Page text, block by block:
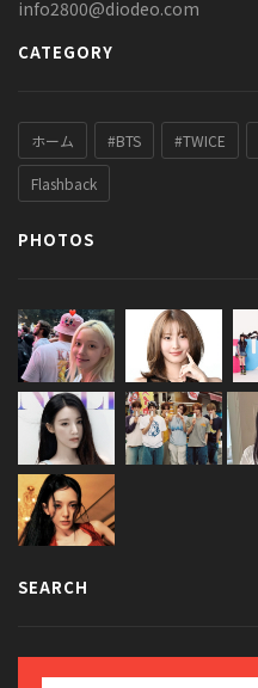
info2800@diodeo.com
CATEGORY
ホーム #BTS #TWICE
Flashback
PHOTOS
SEARCH